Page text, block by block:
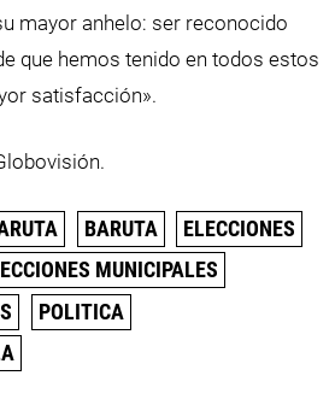
mayor anhelo: ser reconocido
que hemos tenido en todos estos
satisfacción».
BARUTA
ELECCIONES
MUNICIPALES
POLITICA